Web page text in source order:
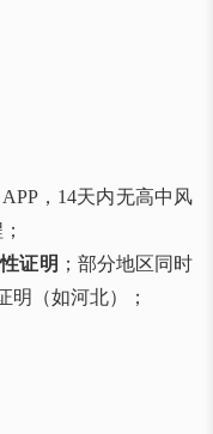
，14天内无高中风
证明 ；部分地区同时
明（如河北）；